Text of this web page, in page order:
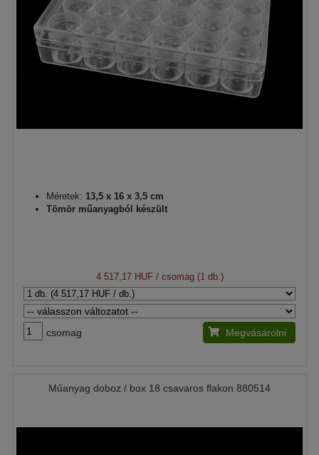
Méretek: 13,5 x 16 x 3,5 cm
Tömör műanyagból készült
4 517,17 HUF/ csomag (1 db.)
csomag Megvásárolni
Műanyag doboz / box 18 csavaros flakon 880514